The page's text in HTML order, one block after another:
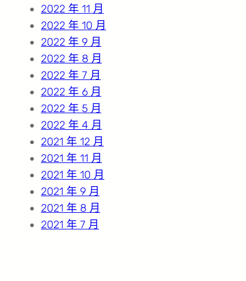
2022 年 11 月
2022 年 10 月
2022 年 9 月
2022 年 8 月
2022 年 7 月
2022 年 6 月
2022 年 5 月
2022 年 4 月
2021 年 12 月
2021 年 11 月
2021 年 10 月
2021 年 9 月
2021 年 8 月
2021 年 7 月